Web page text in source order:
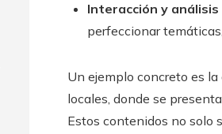
Interacción y
perfeccionar
Un ejemplo concreto es
locales, donde se
Estos contenidos no solo